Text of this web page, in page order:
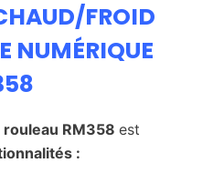
FROID
NUMÉRIQUE
RM358 est
: